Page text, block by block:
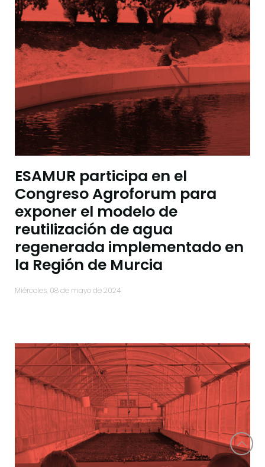
ESAMUR participa en el
Congreso Agroforum para
exponer el modelo de
reutilización de agua
regenerada implementado en
la Región de Murcia
miércoles, 08 de mayo de 2024